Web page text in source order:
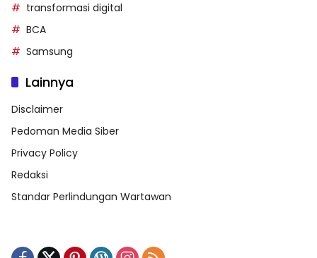
transformasi digital
BCA
Samsung
Lainnya
Disclaimer
Pedoman Media Siber
Privacy Policy
Redaksi
Standar Perlindungan Wartawan